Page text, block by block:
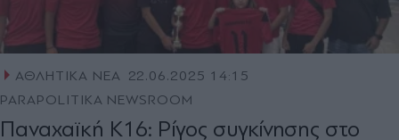
ΑΘΛΗΤΙΚΑ ΝΕΑ 22.06.2025 14:15
PARAPOLITIKA NEWSROOM
Παναχαϊκή Κ16: Ρίγος συγκίνησης στο